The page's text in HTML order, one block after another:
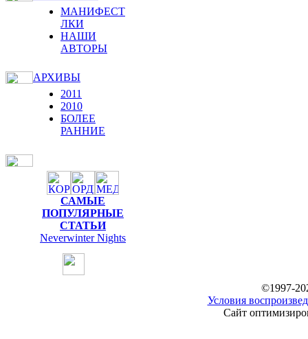
МАНИФЕСТ
ЛКИ
НАШИ
АВТОРЫ
АРХИВЫ
2011
2010
БОЛЕЕ
РАННИЕ
САМЫЕ
ПОПУЛЯРНЫЕ
СТАТЬИ
Neverwinter Nights
©1997-
Условия
Сайт